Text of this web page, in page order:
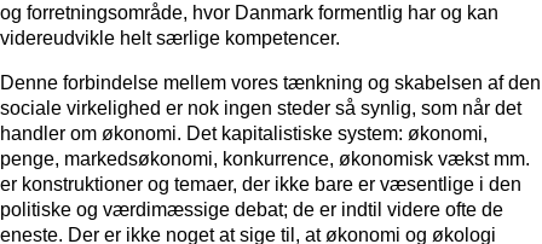
og forretningsområde, hvor Danmark formentlig har og kan
videreudvikle helt særlige kompetencer.
Denne forbindelse mellem vores tænkning og skabelsen af den
sociale virkelighed er nok ingen steder så synlig, som når det
handler om økonomi. Det kapitalistiske system: økonomi,
penge, markedsøkonomi, konkurrence, økonomisk vækst mm.
er konstruktioner og temaer, der ikke bare er væsentlige i den
politiske og værdimæssige debat; de er indtil videre ofte de
eneste. Der er ikke noget at sige til, at økonomi og økologi